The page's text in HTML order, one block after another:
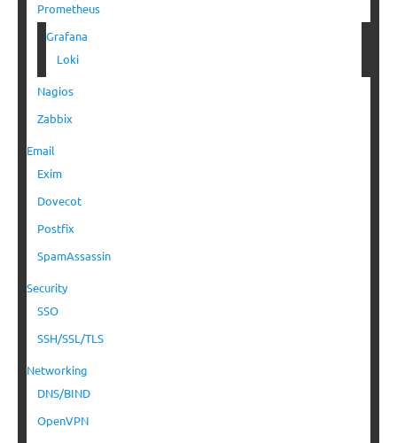
Prometheus
Grafana
Loki
Nagios
Zabbix
Email
Exim
Dovecot
Postfix
SpamAssassin
Security
SSO
SSH/SSL/TLS
Networking
DNS/BIND
OpenVPN